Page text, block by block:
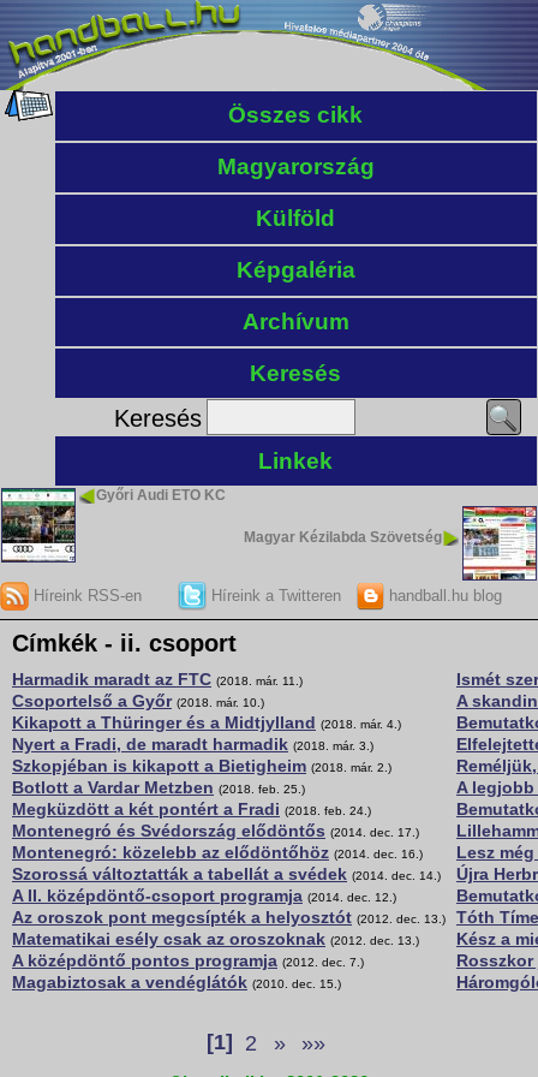
Összes cikk
Magyarország
Külföld
Képgaléria
Archívum
Keresés
Keresés
Linkek
Győri Audi ETO KC
Magyar Kézilabda Szövetség
Híreink RSS-en Híreink a Twitteren handball.hu blog
Címkék - ii. csoport
Harmadik maradt az FTC (2018. már. 11.)
Csoportelső a Győr (2018. már. 10.)
Kikapott a Thüringer és a Midtjylland (2018. már. 4.)
Nyert a Fradi, de maradt harmadik (2018. már. 3.)
Szkopjéban is kikapott a Bietigheim (2018. már. 2.)
Botlott a Vardar Metzben (2018. feb. 25.)
Megküzdött a két pontért a Fradi (2018. feb. 24.)
Montenegró és Svédország elődöntős (2014. dec. 17.)
Montenegró: közelebb az elődöntőhöz (2014. dec. 16.)
Szorossá változtatták a tabellát a svédek (2014. dec. 14.)
A II. középdöntő-csoport programja (2014. dec. 12.)
Az oroszok pont megcsípték a helyosztót (2012. dec. 13.)
Matematikai esély csak az oroszoknak (2012. dec. 13.)
A középdöntő pontos programja (2012. dec. 7.)
Magabiztosak a vendéglátók (2010. dec. 15.)
Ismét
A
A
Lesz
Újra
Tóth
Kész a
[1] 2 » »»